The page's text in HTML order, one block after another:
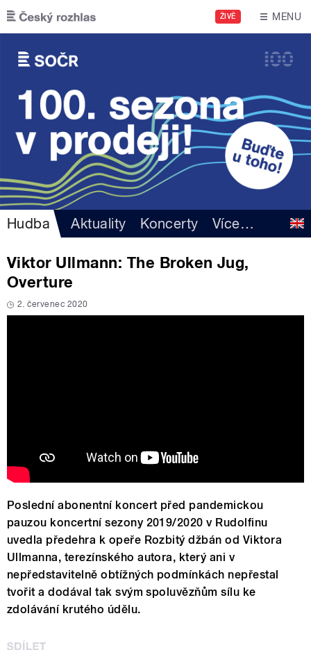
Přejít k hlavnímu obsahu
ŽIVĚ MENU
Hudba Aktuality Koncerty Více…
Viktor Ullmann: The Broken Jug,
Overture
2. červenec 2020
Poslední abonentní koncert před pandemickou
pauzou koncertní sezony 2019/2020 v Rudolfinu
uvedla předehra k opeře Rozbitý džbán od Viktora
Ullmanna, terezínského autora, který ani v
nepředstavitelně obtížných podmínkách nepřestal
tvořit a dodával tak svým spoluvězňům sílu ke
zdolávání krutého údělu.